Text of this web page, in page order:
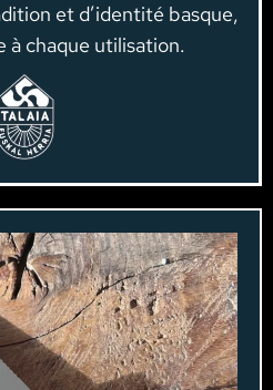
et d’identité basque,
à chaque utilisation.